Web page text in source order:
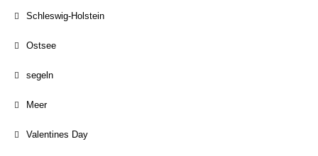
Schleswig-Holstein
Ostsee
segeln
Meer
Valentines Day